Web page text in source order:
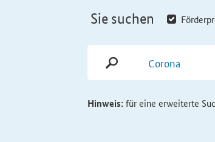
Sie suchen
Hinweis:für eine erweiterte